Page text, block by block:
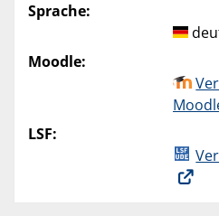
Sprache:
Moodle:
LSF: